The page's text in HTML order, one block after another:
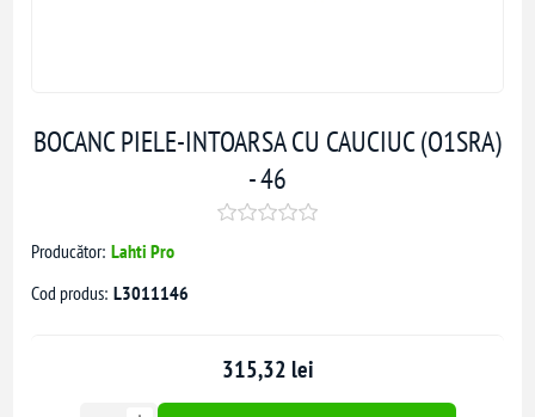
BOCANC PIELE-INTOARSA CU CAUCIUC (O1SRA)
- 46
Producător: Lahti Pro
Cod produs: L3011146
315,32 lei